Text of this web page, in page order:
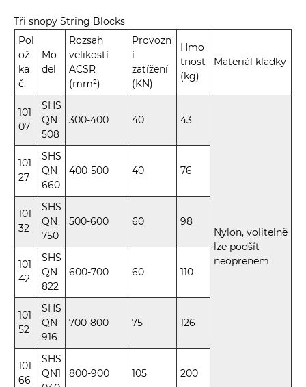
Tři snopy String Blocks
Pol
ož
ka
č.
Mo
del
Rozsah
velikostí
ACSR
(mm²)
Provozn
í
zatížení
(KN)
Hmo
tnost
(kg)
Materiál kladky
101
07
SHS
QN
508
300-400 40 43
Nylon, volitelně
lze podšít
neoprenem
101
27
SHS
QN
660
400-500 40 76
101
32
SHS
QN
750
500-600 60 98
101
42
SHS
QN
822
600-700 60 110
101
52
SHS
QN
916
700-800 75 126
101
66
SHS
QN1
800-900 105 200